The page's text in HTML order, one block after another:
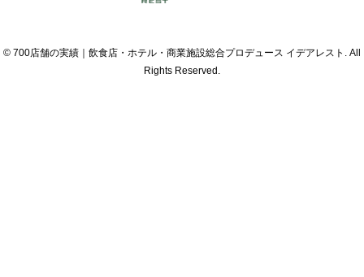
© 700店舗の実績｜飲食店・ホテル・商業施設総合プロデュース イデアレスト. All
Rights Reserved.